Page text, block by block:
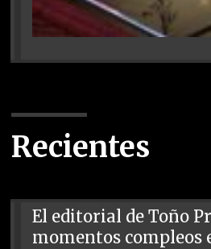
Recientes
El editorial de Toño
momentos compleos